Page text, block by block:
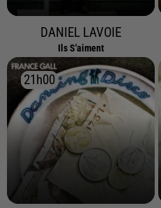
DANIEL LAVOIE
Ils S'aiment
21h00
21h00